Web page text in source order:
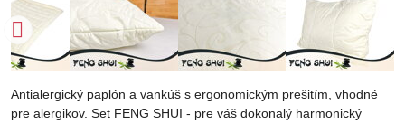
Antialergický paplón a vankúš s ergonomickým prešitím, vhodné
pre alergikov. Set FENG SHUI - pre váš dokonalý harmonický